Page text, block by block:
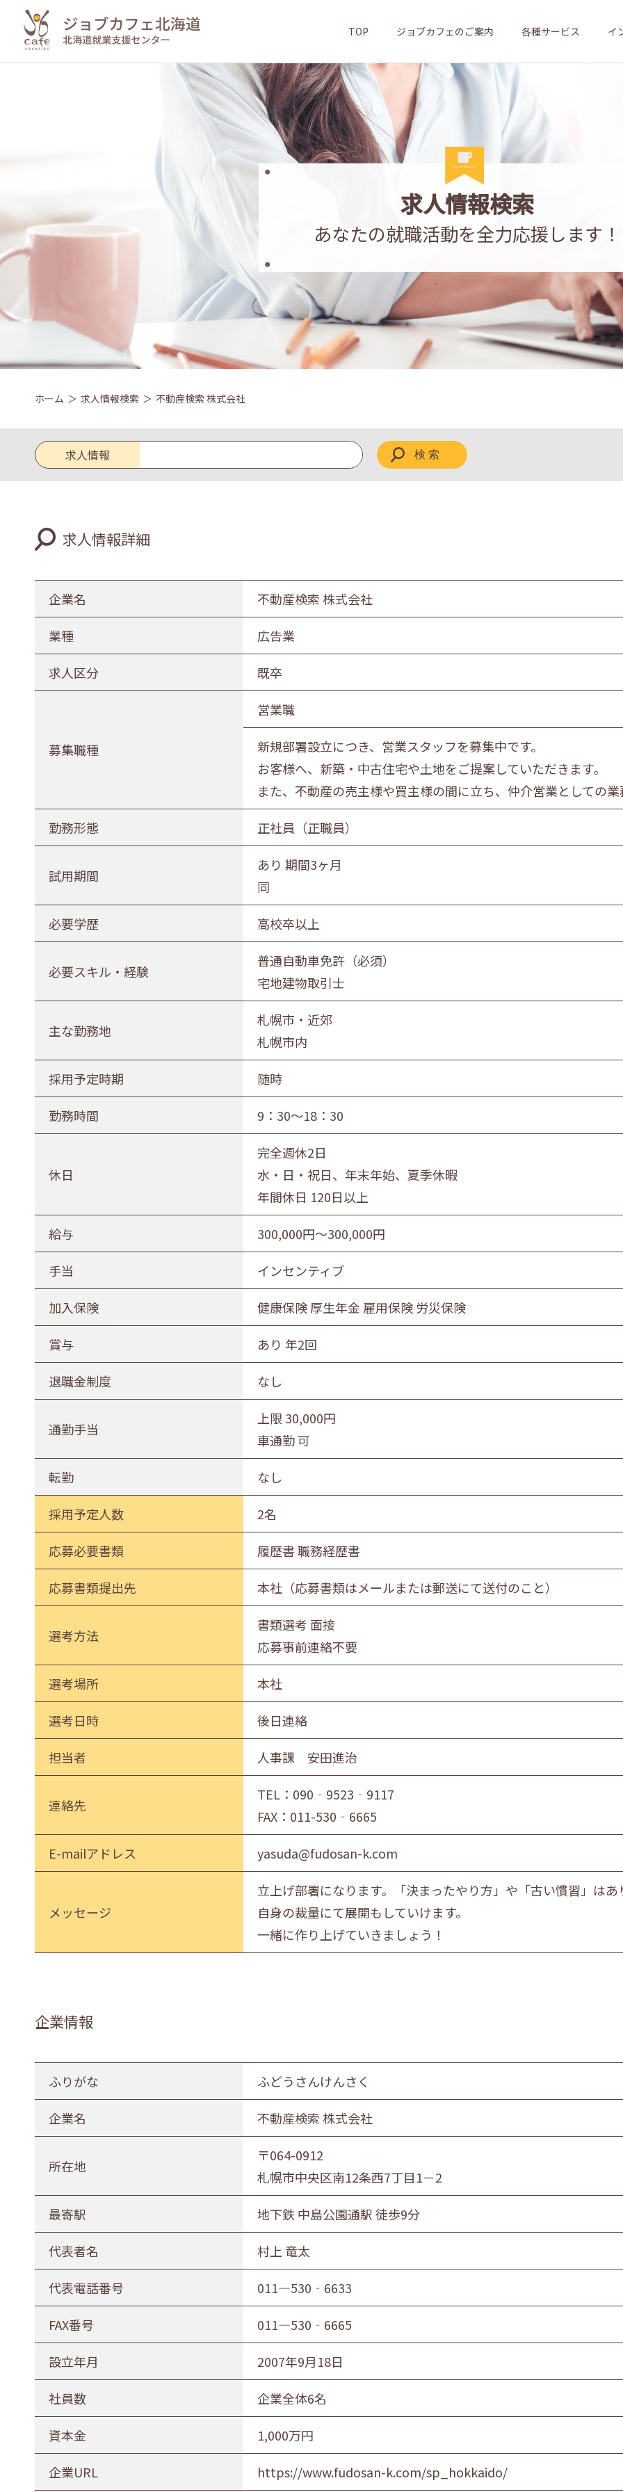
TOP ジョブカフェのご案内 各種サービス イ
求人情報検索
あなたの就職活動を全力応援します！
ホーム 求人情報検索 不動産検索 株式会社
求人情報
求人区分
業種
農林水産業 建設業
印刷業
広告業 金属・機械製造業
電気・ガス・熱供給業
通信業・情報サービス業 マスコミ
百貨店・スーパーマーケット
医薬品小売業
娯楽業 教育・学習支援業
宿泊業 飲食サービス業
その他サービス
生活関連サービス業 社会福祉・介護事業
募集職種
事務職 販売職 営業職
勤務形態
正社員（正職員） 契約 公務員 団体職員 その他
旭川市・近郊
求人情報詳細
企業名 不動産検索 株式会社
業種 広告業
求人区分 既卒
募集職種
営業職
新規部署設立につき、営業スタッフを募集中です。
お客様へ、新築・中古住宅や土地をご提案していただきます。
また、不動産の売主様や買主様の間に立ち、仲介営業としての業
勤務形態 正社員（正職員）
試用期間
あり 期間3ヶ月
同
必要学歴 高校卒以上
必要スキル・経験
普通自動車免許（必須）
宅地建物取引士
主な勤務地
札幌市・近郊
札幌市内
採用予定時期 随時
勤務時間 9：30～18：30
休日
完全週休2日
水・日・祝日、年末年始、夏季休暇
年間休日 120日以上
給与 300,000円〜300,000円
手当 インセンティブ
加入保険 健康保険 厚生年金 雇用保険 労災保険
賞与 あり 年2回
退職金制度 なし
通勤手当
上限 30,000円
車通勤 可
転勤 なし
採用予定人数 2名
応募必要書類 履歴書 職務経歴書
応募書類提出先 本社（応募書類はメールまたは郵送にて送付のこと）
選考方法
書類選考 面接
応募事前連絡不要
選考場所 本社
選考日時 後日連絡
担当者 人事課 安田進治
連絡先
TEL： 090‐9523‐9117
FAX：011-530‐6665
E-mailアドレス yasuda@fudosan-k.com
メッセージ
立上げ部署になります。「決まったやり方」や「古い慣習」はあ
自身の裁量にて展開もしていけます。
一緒に作り上げていきましょう！
企業情報
ふりがな ふどうさんけんさく
企業名 不動産検索 株式会社
所在地
〒064-0912
札幌市中央区南12条西7丁目1－2
最寄駅 地下鉄 中島公園通駅 徒歩9分
代表者名 村上 竜太
代表電話番号 011―530‐6633
FAX番号 011―530‐6665
設立年月 2007年9月18日
社員数 企業全体6名
資本金 1,000万円
企業URL https://www.fudosan-k.com/sp_hokkaido/